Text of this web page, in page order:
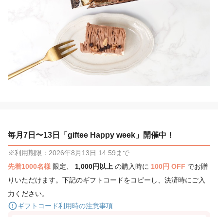
毎月7日〜13日「giftee Happy week」開催中！
※利用期限：2026年8月13日 14:59まで
先着1000名様 限定、 1,000円以上 の購入時に 100円 OFF でお贈
りいただけます。下記のギフトコードをコピーし、決済時にご入
力ください。
ギフトコード利用時の注意事項